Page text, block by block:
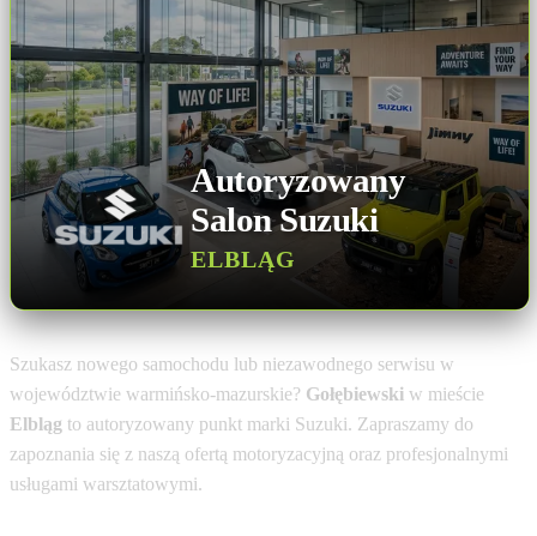
Autoryzowany
Salon Suzuki
ELBLĄG
Szukasz nowego samochodu lub niezawodnego serwisu w
województwie warmińsko-mazurskie? Gołębiewski w mieście
Elbląg to autoryzowany punkt marki Suzuki. Zapraszamy do
zapoznania się z naszą ofertą motoryzacyjną oraz profesjonalnymi
usługami warsztatowymi.